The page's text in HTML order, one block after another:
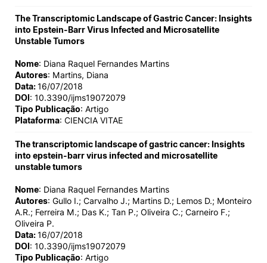
The Transcriptomic Landscape of Gastric Cancer: Insights
into Epstein-Barr Virus Infected and Microsatellite
Unstable Tumors
Nome: Diana Raquel Fernandes Martins
Autores: Martins, Diana
Data:16/07/2018
DOI: 10.3390/ijms19072079
Tipo Publicação: Artigo
Plataforma: CIENCIA VITAE
The transcriptomic landscape of gastric cancer: Insights
into epstein-barr virus infected and microsatellite
unstable tumors
Nome: Diana Raquel Fernandes Martins
Autores: Gullo I.; Carvalho J.; Martins D.; Lemos D.; Monteiro
A.R.; Ferreira M.; Das K.; Tan P.; Oliveira C.; Carneiro F.;
Oliveira P.
Data:16/07/2018
DOI: 10.3390/ijms19072079
Tipo Publicação: Artigo